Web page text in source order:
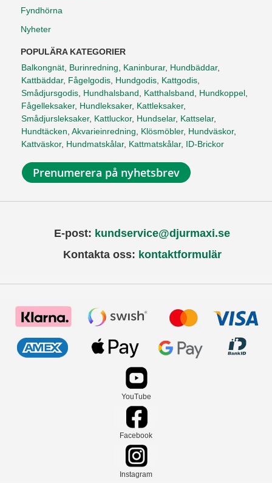
Fyndhörna
Nyheter
POPULÄRA KATEGORIER
Balkongnät, Burinredning, Kaninburar, Hundbäddar,
Kattbäddar, Fågelgodis, Hundgodis, Kattgodis,
Smådjursgodis, Hundhalsband, Katthalsband, Hundkoppel,
Fågelleksaker, Hundleksaker, Kattleksaker,
Smådjursleksaker, Kattluckor, Hundselar, Kattselar,
Hundtäcken, Akvarieinredning, Klösmöbler, Hundväskor,
Kattväskor, Hundmatskålar, Kattmatskålar, ID-Brickor
Prenumerera på nyhetsbrev
E-post: kundservice@djurmaxi.se
Kontakta oss: kontaktformulär
YouTube
Facebook
Instagram